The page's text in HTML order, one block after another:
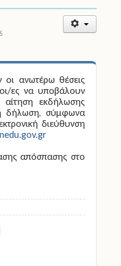
ανωτέρω θέσεις
ες να υποβάλουν
εκδήλωσης
δήλωση, σύμφωνα
διεύθυνση
απόσπασης στο